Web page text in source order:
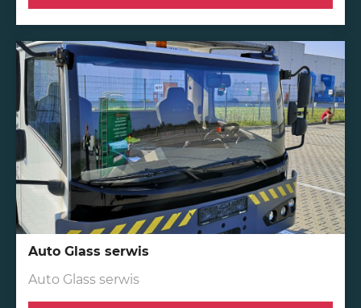
Auto Glass serwis
Auto Glass serwis